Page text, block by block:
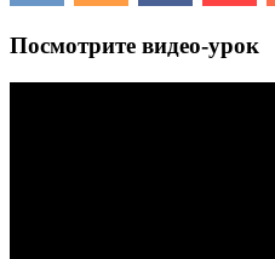
Посмотрите видео-урок